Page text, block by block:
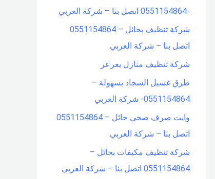
-0551154864 اتصل بنا – شركة العربي
شركة تنظيف بحائل – 0551154864
اتصل بنا – شركة العربي
شركة تنظيف منازل بعرعر
طرق غسيل السجاد بسهولة –
0551154864- شركة العربي
وايت صرف صحي حائل – 0551154864
اتصل بنا – شركة العربي
شركة تنظيف مكيفات بحائل –
0551154864 اتصل بنا – شركة العربي